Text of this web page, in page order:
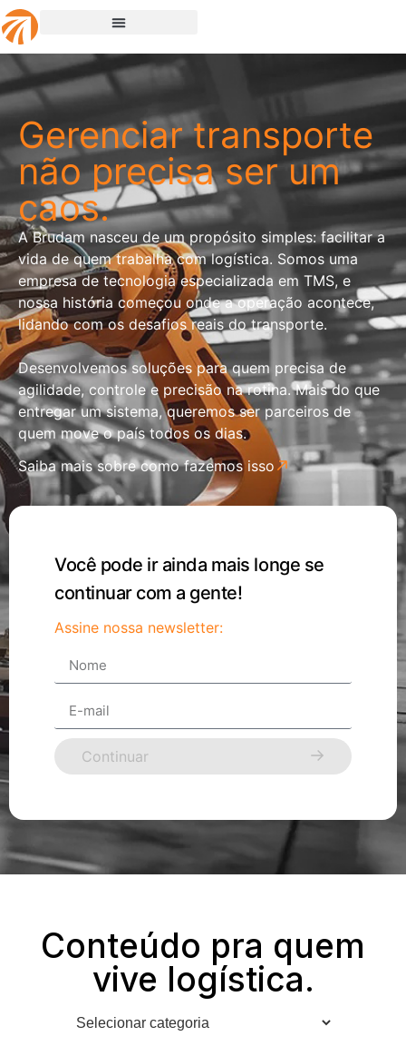
Gerenciar transporte
não precisa ser um
caos.
A Brudam nasceu de um propósito simples: facilitar a
vida de quem trabalha com logística. Somos uma
empresa de tecnologia especializada em TMS, e
nossa história começou onde a operação acontece,
lidando com os desafios reais do transporte.
Desenvolvemos soluções para quem precisa de
agilidade, controle e precisão na rotina. Mais do que
entregar um sistema, queremos ser parceiros de
quem move o país todos os dias.
Saiba mais sobre como fazemos isso
Você pode ir ainda mais longe se
continuar com a gente!
Assine nossa newsletter:
Continuar
Conteúdo pra quem
vive logística.